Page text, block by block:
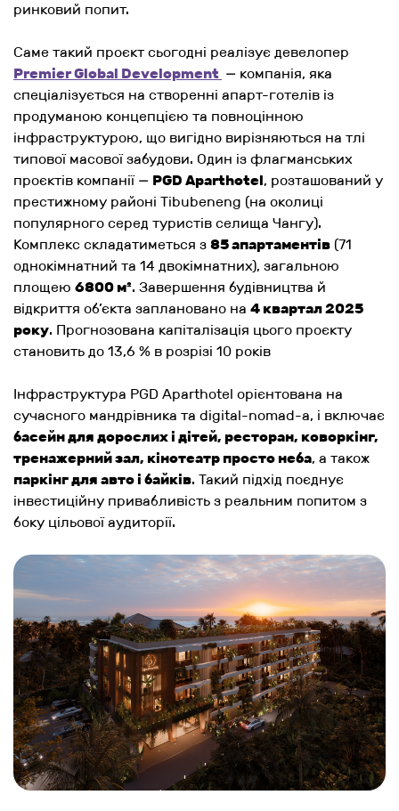
ринковий попит.
Саме такий проєкт сьогодні реалізує девелопер
Premier Global Development — компанія, яка
спеціалізується на створенні апарт-готелів із
продуманою концепцією та повноцінною
інфраструктурою, що вигідно вирізняються на тлі
типової масової забудови. Один із флагманських
проєктів компанії — PGD Aparthotel, розташований у
престижному районі Tibubeneng (на околиці
популярного серед туристів селища Чангу).
Комплекс складатиметься з 85 апартаментів (71
однокімнатний та 14 двокімнатних), загальною
площею 6800 м². Завершення будівництва й
відкриття об’єкта заплановано на 4 квартал 2025
року. Прогнозована капіталізація цього проєкту
становить до 13,6 % в розрізі 10 років
Інфраструктура PGD Aparthotel орієнтована на
сучасного мандрівника та digital-nomad-а, і включає
басейн для дорослих і дітей, ресторан, коворкінг,
тренажерний зал, кінотеатр просто неба, а також
паркінг для авто і байків. Такий підхід поєднує
інвестиційну привабливість з реальним попитом з
боку цільової аудиторії.